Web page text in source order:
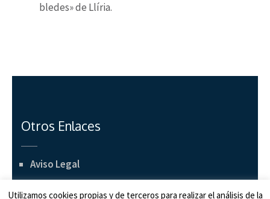
bledes» de Llíria.
Otros Enlaces
Aviso Legal
Política de Privacidad
Utilizamos cookies propias y de terceros para realizar el análisis de la